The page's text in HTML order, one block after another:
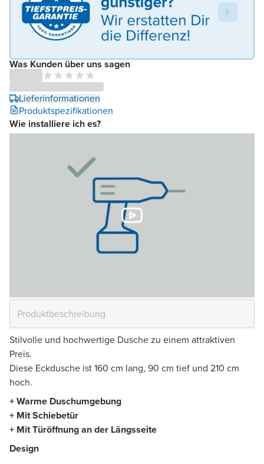
Was Kunden über uns sagen
Lieferinformationen
Produktspezifikationen
Wie installiere ich es?
Stilvolle und hochwertige Dusche zu einem attraktiven
Preis.
Diese Eckdusche ist 160 cm lang, 90 cm tief und 210 cm
hoch.
+ Warme Duschumgebung
+ Mit Schiebetür
+ Mit Türöffnung an der Längsseite
Design